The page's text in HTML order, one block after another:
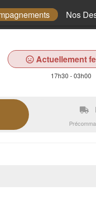
Nos
Actuellement
17h30 - 03h00